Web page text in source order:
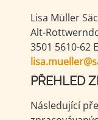
Lisa Müller
Alt-Rottwerndorf 4,
3501 5610-62
PŘEHLED
Následující